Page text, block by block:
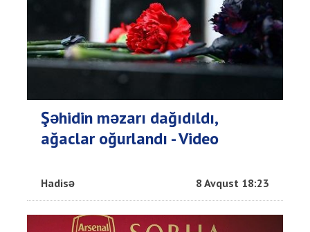
Şəhidin məzarı dağıdıldı,
ağaclar oğurlandı - Video
Hadisə 8 Avqust 18:23